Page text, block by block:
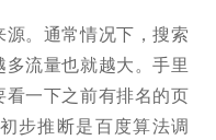
。通常情况下，搜索
流量也就越大。手里
一下之前有排名的页
步推断是百度算法调